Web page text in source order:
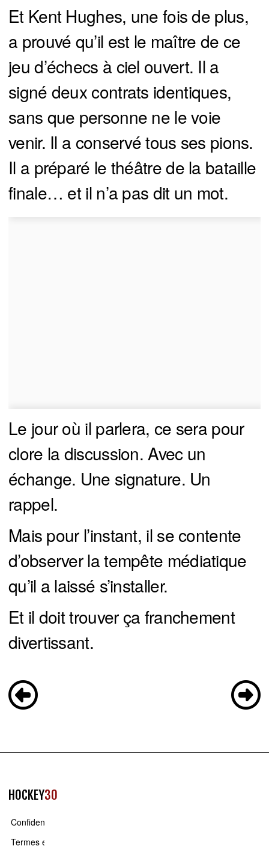
Et Kent Hughes, une fois de plus,
a prouvé qu’il est le maître de ce
jeu d’échecs à ciel ouvert. Il a
signé deux contrats identiques,
sans que personne ne le voie
venir. Il a conservé tous ses pions.
Il a préparé le théâtre de la bataille
finale… et il n’a pas dit un mot.
Le jour où il parlera, ce sera pour
clore la discussion. Avec un
échange. Une signature. Un
rappel.
Mais pour l’instant, il se contente
d’observer la tempête médiatique
qu’il a laissé s’installer.
Et il doit trouver ça franchement
divertissant.
HOCKEY30
Confidentialité
Termes et conditions